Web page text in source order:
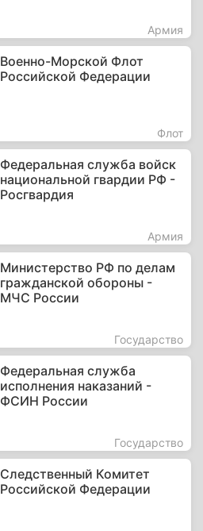
Армия
Военно-Морской Флот
Российской Федерации
Флот
Федеральная служба войск
национальной гвардии РФ -
Росгвардия
Армия
Министерство РФ по делам
гражданской обороны -
МЧС России
Государство
Федеральная служба
исполнения наказаний -
ФСИН России
Государство
Следственный Комитет
Российской Федерации